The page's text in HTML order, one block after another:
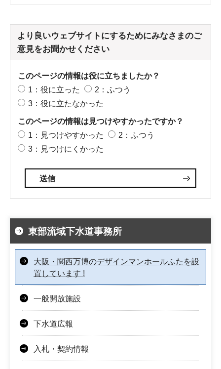
より良いウェブサイトにするためにみなさまのご
意見をお聞かせください
このページの情報は役に立ちましたか？
1：役に立った
2：ふつう
3：役に立たなかった
このページの情報は見つけやすかったですか？
1：見つけやすかった
2：ふつう
3：見つけにくかった
東部流域下水道事務所
大阪・関西万博のデザインマンホールふたを設
置しています !
一般開放施設
下水道広報
入札・契約情報